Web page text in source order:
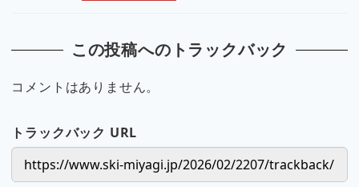
この投稿へのトラックバック
コメントはありません。
トラックバック URL